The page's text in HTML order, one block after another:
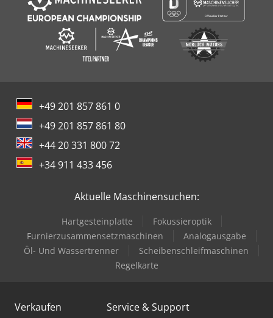
+49 201 857 861 0
+49 201 857 861 80
+44 20 331 800 72
+34 911 433 456
Aktuelle Maschinensuchen:
Hartgesteinplatte
Fokussieroptik
Furnierzusammensetzmaschinen
Analogausgabe
Öl- Und Wassertrenner
Scheibenschleifmaschinen
Regelkarte
Verkaufen Service & Support